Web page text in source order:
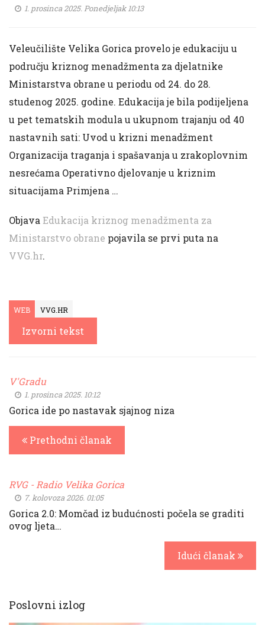
1. prosinca 2025. Ponedjeljak 10:13
Veleučilište Velika Gorica provelo je edukaciju u
području kriznog menadžmenta za djelatnike
Ministarstva obrane u periodu od 24. do 28.
studenog 2025. godine. Edukacija je bila podijeljena
u pet tematskih modula u ukupnom trajanju od 40
nastavnih sati: Uvod u krizni menadžment
Organizacija traganja i spašavanja u zrakoplovnim
nesrećama Operativno djelovanje u kriznim
situacijama Primjena …
Objava Edukacija kriznog menadžmenta za
Ministarstvo obrane pojavila se prvi puta na
VVG.hr.
WEB VVG.HR
Izvorni tekst
V'Gradu
1. prosinca 2025. 10:12
Gorica ide po nastavak sjajnog niza
Prethodni članak
RVG - Radio Velika Gorica
7. kolovoza 2026. 01:05
Gorica 2.0: Momčad iz budućnosti počela se graditi
ovog ljeta…
Idući članak
Poslovni izlog